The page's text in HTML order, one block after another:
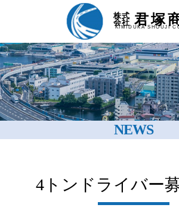
株式
会社 君塚
KIMIDUKA SHOUJI
NEWS
4トンドライバー